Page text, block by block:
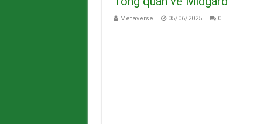
Metaverse 05/06/2025 0